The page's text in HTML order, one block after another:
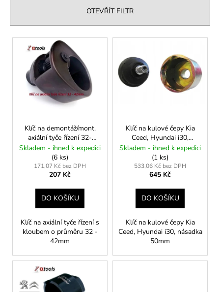
í
p
OTEVŘÍT FILTR
V
Klíč na demontáž/mont.
axiální tyče řízení 32-
42mm
Skladem - ihned k expedici
(6 ks)
171,07 Kč bez DPH
207 Kč
DO KOŠÍKU
Klíč na axiální tyče řízení s
kloubem o průměru 32 -
42mm
Klíč na kulové čepy Kia
Ceed, Hyundai i30,
násadka 50mm
Skladem - ihned k expedici
(1 ks)
533,06 Kč bez DPH
645 Kč
DO KOŠÍKU
Klíč na kulové čepy Kia
Ceed, Hyundai i30, násadka
50mm
u
SADA
ROZVODŮ
1.4,
EA288
445